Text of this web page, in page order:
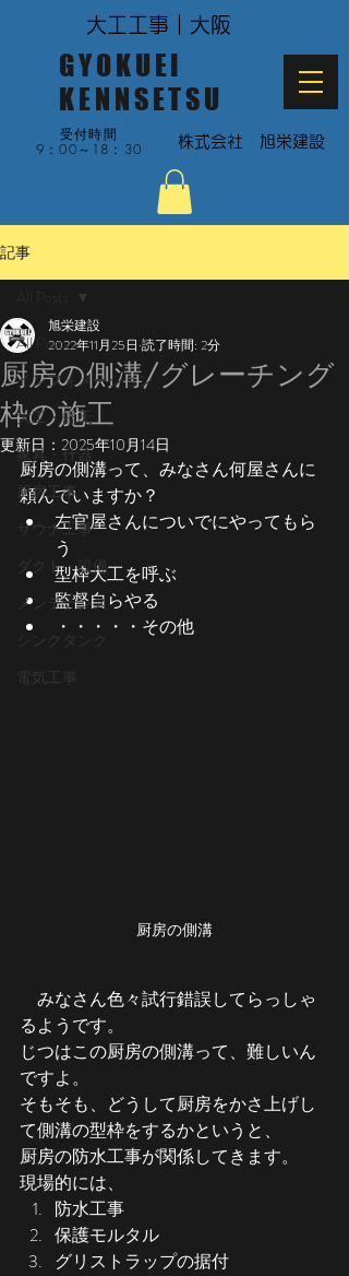
GYOKUEI
KENNSETSU
受付時間
9：00～18：30
大工工事｜大阪
​株式会社 旭栄建設
記事
All Posts
インフォメーション
大工・軽天
家具・什器
厨房工事
サウナ工事
ダクト・設備
メンテナンス
シンクタンク
電気工事
厨房の側溝/グレーチング
枠の施工
旭栄建設
2022年11月25日 読了時間: 2分
更新日： 2025年10月14日
厨房の側溝って、みなさん何屋さんに
頼んでいますか？
左官屋さんについでにやってもら
う
型枠大工を呼ぶ
監督自らやる
・・・・・その他
厨房の側溝
みなさん色々試行錯誤してらっしゃ
るようです。
じつはこの厨房の側溝って、難しいん
ですよ。
そもそも、どうして厨房をかさ上げし
て側溝の型枠をするかというと、
厨房の防水工事が関係してきます。
現場的には、
防水工事
保護モルタル
グリストラップの据付